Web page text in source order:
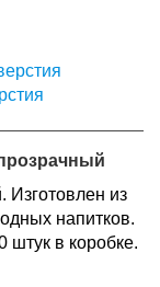
из
напитков.
штук в коробке.